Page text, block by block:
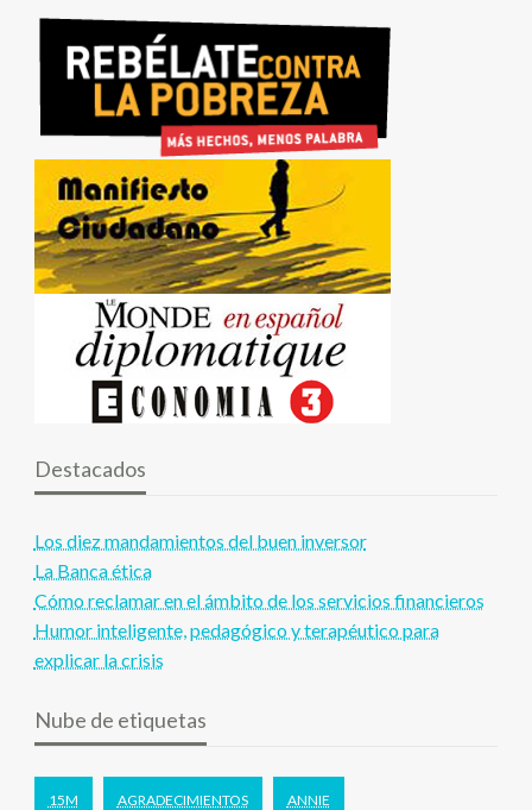
Destacados
Los diez mandamientos del buen inversor
La Banca ética
Cómo reclamar en el ámbito de los servicios financieros
Humor inteligente, pedagógico y terapéutico para
explicar la crisis
Nube de etiquetas
15M AGRADECIMIENTOS ANNIE